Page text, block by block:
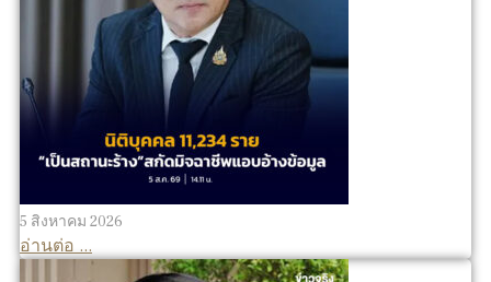
5 สิงหาคม 2026
อ่านต่อ ...